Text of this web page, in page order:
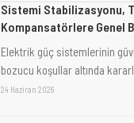
Sistemi Stabilizasyonu,
Kompansatörlere Genel
Elektrik güç sistemlerinin
bozucu koşullar altında
24 Haziran 2026